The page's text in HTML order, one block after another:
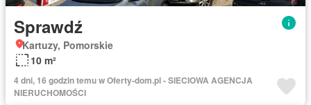
Sprawdź
Kartuzy, Pomorskie
10 m²
4 dni, 16 godzin temu w Oferty-dom.pl - SIECIOWA AGENCJA
NIERUCHOMOŚCI